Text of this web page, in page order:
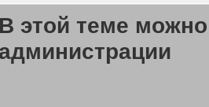
В этой теме
администрации